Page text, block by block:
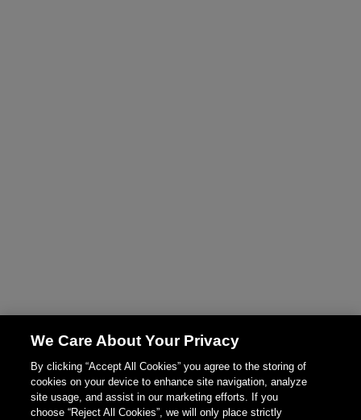
We Care About Your Privacy
By clicking “Accept All Cookies” you agree to the storing of
cookies on your device to enhance site navigation, analyze
site usage, and assist in our marketing efforts. If you
choose “Reject All Cookies”, we will only place strictly